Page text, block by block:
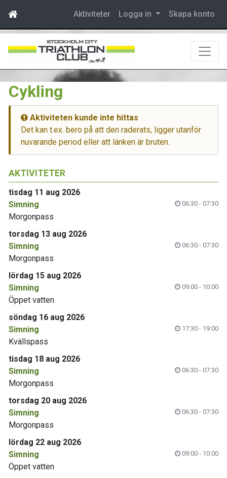
Aktiviteter Logga in Skapa konto
AKTIVITETER
tisdag 11 aug 2026
Simning
06:30 - 07:30
Morgonpass
torsdag 13 aug 2026
Simning
06:30 - 07:30
Morgonpass
lördag 15 aug 2026
Simning
09:00 - 10:00
Öppet vatten
söndag 16 aug 2026
Simning
17:30 - 19:00
Kvällspass
tisdag 18 aug 2026
Simning
06:30 - 07:30
Morgonpass
torsdag 20 aug 2026
Simning
06:30 - 07:30
Morgonpass
lördag 22 aug 2026
Simning
09:00 - 10:00
Öppet vatten
Cykling
Aktiviteten kunde inte hittas
Det kan t.ex. bero på att den raderats, ligger utanför
nuvarande period eller att länken är bruten.